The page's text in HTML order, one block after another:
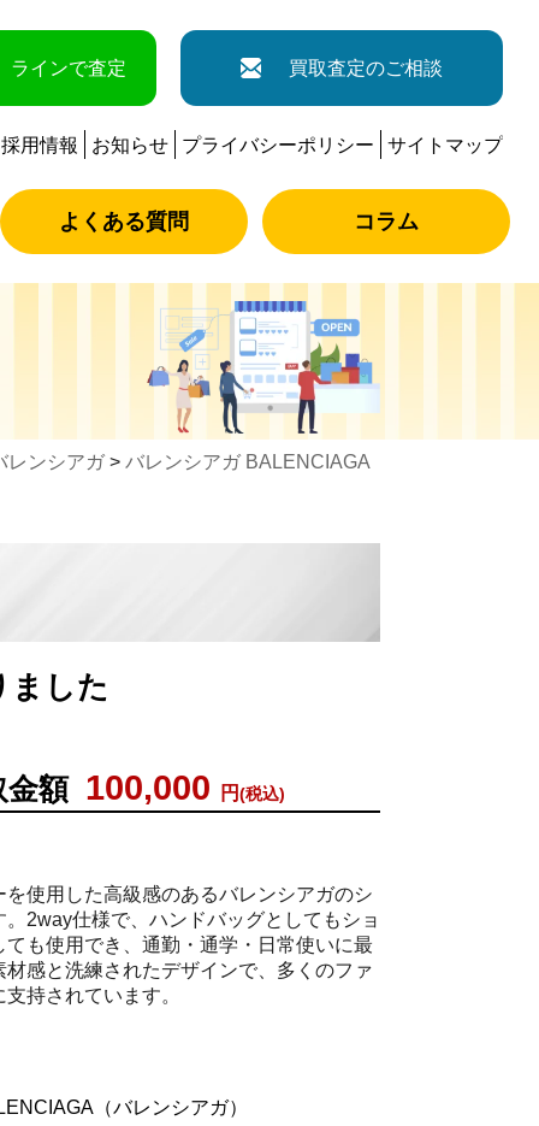
ラインで査定 買取査定のご相談
採用情報 お知らせ プライバシーポリシー サイトマップ
よくある質問 コラム
レンシアガ> バレンシアガ BALENCIAGA
ました
金額 100,000 円(税込)
を使用した高級感のあるバレンシアガのシ
2way仕様で、ハンドバッグとしてもショ
ても使用でき、通勤・通学・日常使いに最
材感と洗練されたデザインで、多くのファ
持されています。
（バレンシアガ）